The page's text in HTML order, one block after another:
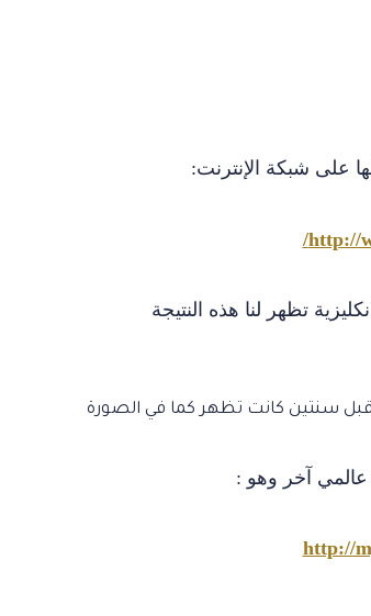
على شبكة الإنترنت:
http://
تظهر لنا هذه النتيجة
قبل سنتين كانت تظهر كما في الصورة
آخر وهو :
http://